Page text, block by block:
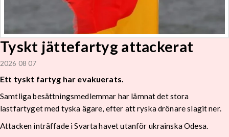
Tyskt jättefartyg attackerat
2026 08 07
Ett tyskt fartyg har evakuerats.
Samtliga besättningsmedlemmar har lämnat det stora
lastfartyget med tyska ägare, efter att ryska drönare slagit ner.
Attacken inträffade i Svarta havet utanför ukrainska Odesa.